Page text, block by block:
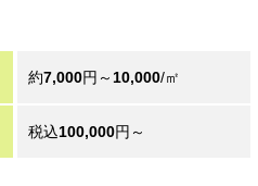
約7,000円～ 10,000/㎡
税込100,000円～